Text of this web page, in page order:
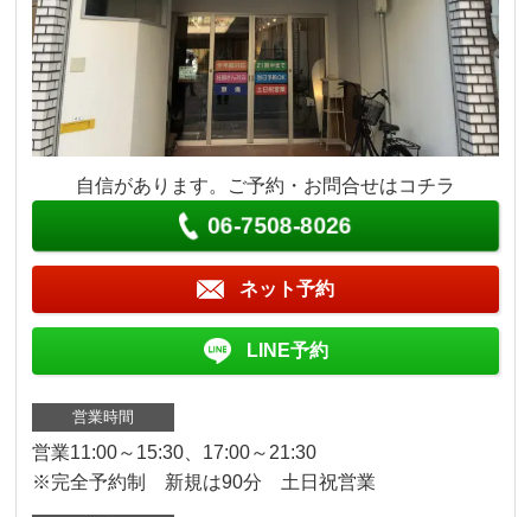
自信があります。ご予約・お問合せはコチラ
06-7508-8026
ネット予約
LINE予約
営業時間
営業11:00～15:30、17:00～21:30
※完全予約制 新規は90分 土日祝営業